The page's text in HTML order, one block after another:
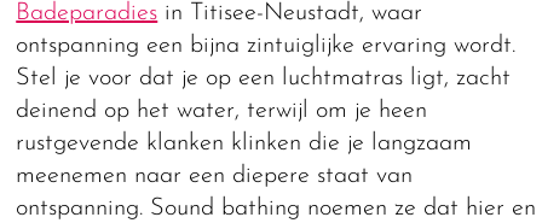
Badeparadies in Titisee-Neustadt, waar
ontspanning een bijna zintuiglijke ervaring wordt.
Stel je voor dat je op een luchtmatras ligt, zacht
deinend op het water, terwijl om je heen
rustgevende klanken klinken die je langzaam
meenemen naar een diepere staat van
ontspanning. Sound bathing noemen ze dat hier en